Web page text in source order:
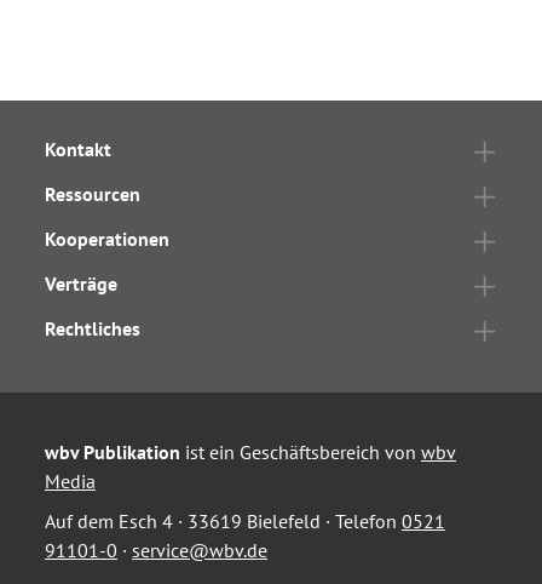
Kontakt
Ressourcen
Kooperationen
Verträge
Rechtliches
wbv Publikation ist ein Geschäftsbereich von wbv
Media
Auf dem Esch 4 · 33619 Bielefeld · Telefon 0521
91101-0 · service@wbv.de